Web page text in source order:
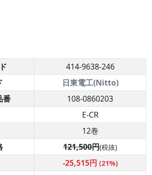
414-9638-246
日東電工(Nitto)
番
108-0860203
E-CR
12巻
121,500円(税抜)
-25,515円 (21%)